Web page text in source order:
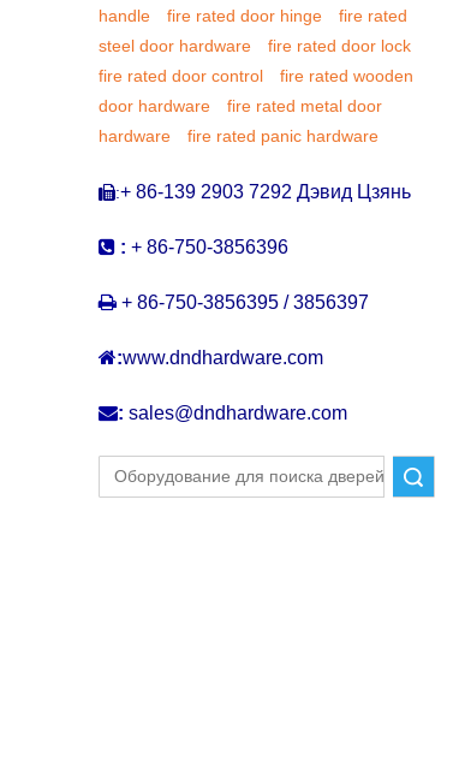
handle
fire rated door hinge
fire rated
steel door hardware
fire rated door lock
fire rated door control
fire rated wooden
door hardware
fire rated metal door
hardware
fire rated panic hardware
:+ 86-139 2903 7292 Дэвид Цзянь
 : + 86-750-3856396
 + 86-750-3856395 / 3856397
:www.dndhardware.com
: sales@dndhardware.com
Поиск